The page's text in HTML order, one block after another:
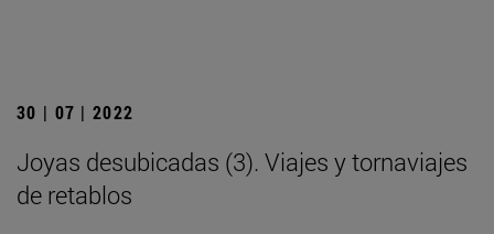
30 | 07 | 2022
Joyas desubicadas (3). Viajes y tornaviajes
de retablos